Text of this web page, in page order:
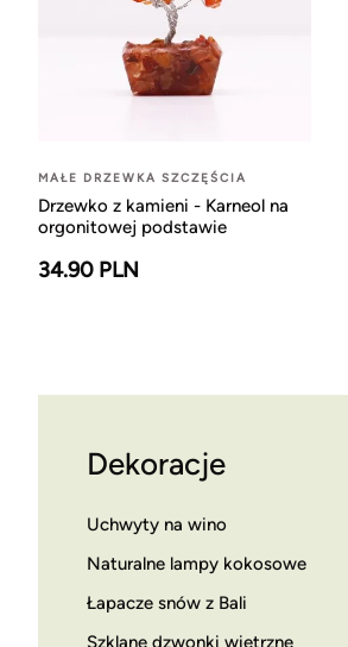
MAŁE DRZEWKA SZCZĘŚCIA
Drzewko z kamieni - Karneol na
orgonitowej podstawie
34.90 PLN
Dekoracje
Uchwyty na wino
Naturalne lampy kokosowe
Łapacze snów z Bali
Szklane dzwonki wietrzne